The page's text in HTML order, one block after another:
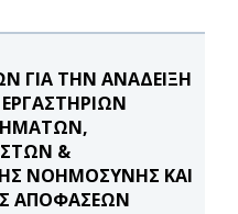
ΓΙΑ ΤΗΝ ΑΝΑΔΕΙΞΗ
&
ΝΟΗΜΟΣΥΝΗΣ ΚΑΙ
ΑΠΟΦΑΣΕΩΝ